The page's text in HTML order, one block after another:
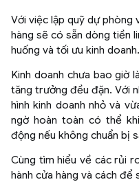
Với việc lập quỹ dự phòng
hàng sẽ có sẵn dòng tiền
huống và tối ưu kinh doanh.
Kinh doanh chưa bao giờ
tăng trưởng đều đặn. Với
hình kinh doanh nhỏ và
ngờ hoàn toàn có thể
động nếu không chuẩn bị
Cùng tìm hiểu về các rủi
hành cửa hàng và cách để